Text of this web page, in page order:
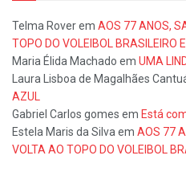
Telma Roverem AOS 77 ANOS,
TOPO DO VOLEIBOL BRASILEIRO
Maria Élida Machado em UMA
Laura Lisboa de Magalhães
AZUL
Gabriel Carlos gomes em Está
Estela Maris da Silva em AOS 77
VOLTA AO TOPO DO VOLEIBOL